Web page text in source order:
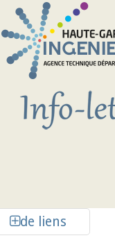
Aller au contenu principal
de liens